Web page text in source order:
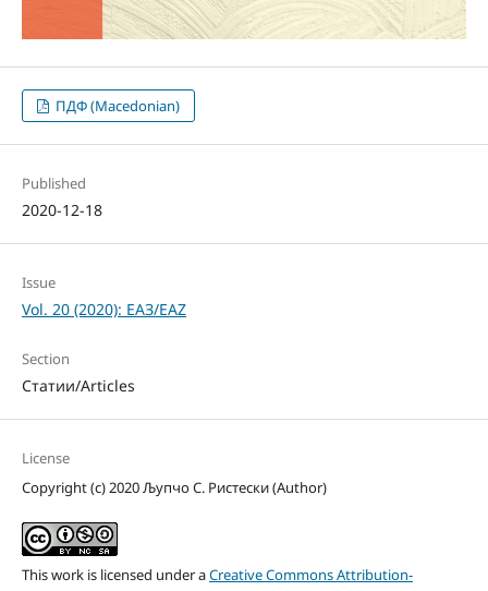
ПДФ (Macedonian)
Published
2020-12-18
Issue
Vol. 20 (2020): ЕАЗ/EAZ
Section
Статии/Articles
License
Copyright (c) 2020 Љупчо С. Ристески (Author)
This work is licensed under aCreative Commons Attribution-